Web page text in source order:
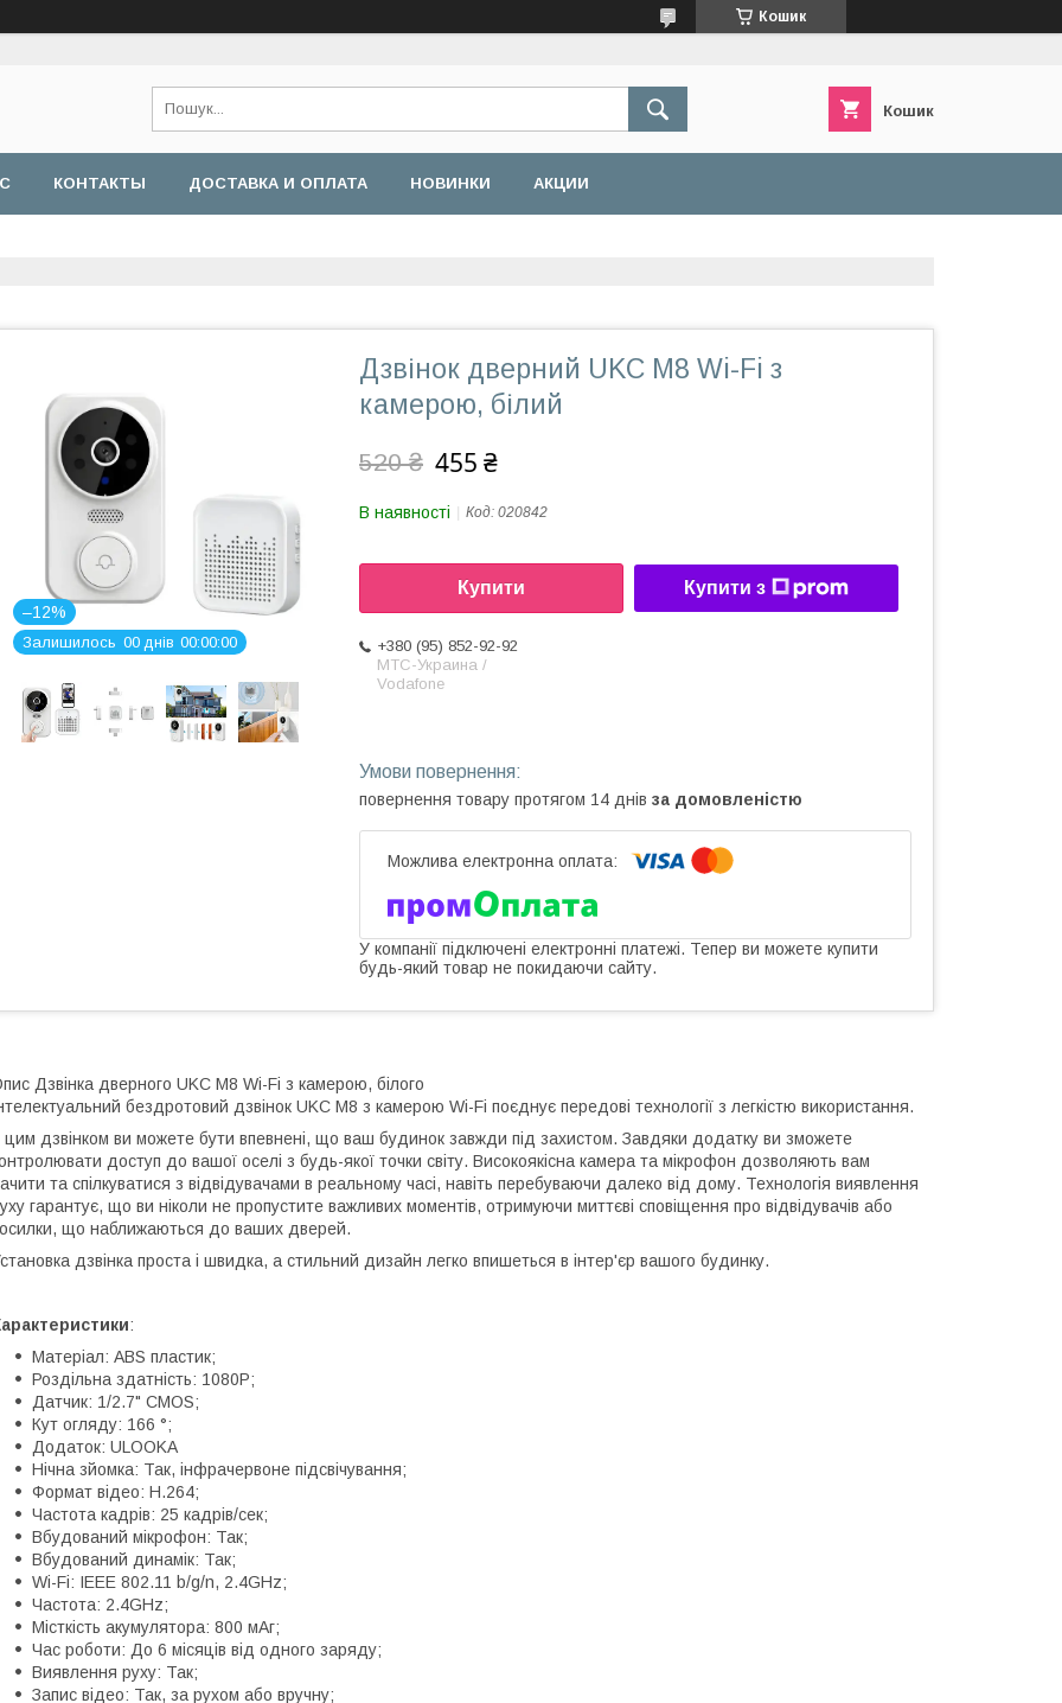
Кошик
Кошик
КОНТАКТЫ ДОСТАВКА И ОПЛАТА НОВИНКИ АКЦИИ
–12%
Залишилось 00 днів 00 00 00
Дзвінок дверний UKC M8 Wi-Fi з
камерою, білий
520 ₴ 455 ₴
В наявності Код: 020842
Купити Купити з
+380 (95) 852-92-92
МТС-Украина /
Vodafone
повернення товару протягом 14 днів за домовленістю
У компанії підключені електронні платежі. Тепер ви можете купити
будь-який товар не покидаючи сайту.
Дзвінка дверного UKC M8 Wi-Fi з камерою, білого
бездротовий дзвінок UKC M8 з камерою Wi-Fi поєднує передові технології з легкістю використання.
цим дзвінком ви можете бути впевнені, що ваш будинок завжди під захистом. Завдяки додатку ви зможете
доступ до вашої оселі з будь-якої точки світу. Високоякісна камера та мікрофон дозволяють вам
та спілкуватися з відвідувачами в реальному часі, навіть перебуваючи далеко від дому. Технологія виявлення
гарантує, що ви ніколи не пропустите важливих моментів, отримуючи миттєві сповіщення про відвідувачів або
що наближаються до ваших дверей.
дзвінка проста і швидка, а стильний дизайн легко впишеться в інтер'єр вашого будинку.
:
Матеріал: ABS пластик;
Роздільна здатність: 1080P;
Датчик: 1/2.7" CMOS;
Кут огляду: 166 °;
Додаток: ULOOKA
Нічна зйомка: Так, інфрачервоне підсвічування;
Формат відео: H.264;
Частота кадрів: 25 кадрів/сек;
Вбудований мікрофон: Так;
Вбудований динамік: Так;
Wi-Fi: IEEE 802.11 b/g/n, 2.4GHz;
Частота: 2.4GHz;
Місткість акумулятора: 800 мАг;
Час роботи: До 6 місяців від одного заряду;
Виявлення руху: Так;
Запис відео: Так, за рухом або вручну;